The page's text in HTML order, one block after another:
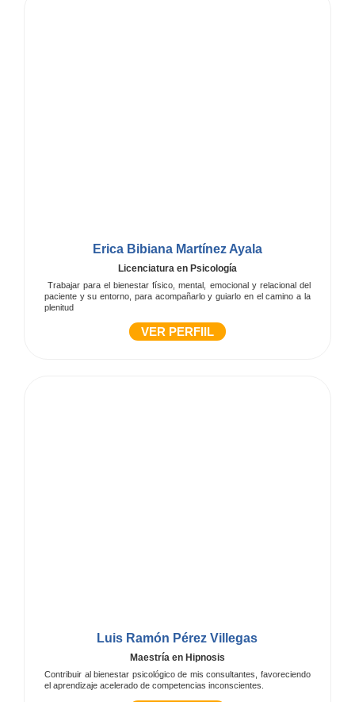
Erica Bibiana Martínez Ayala
Licenciatura en Psicología
Trabajar para el bienestar físico, mental, emocional y relacional del
paciente y su entorno, para acompañarlo y guiarlo en el camino a la
plenitud
VER PERFIIL
Luis Ramón Pérez Villegas
Maestría en Hipnosis
Contribuir al bienestar psicológico de mis consultantes, favoreciendo
el aprendizaje acelerado de competencias inconscientes.